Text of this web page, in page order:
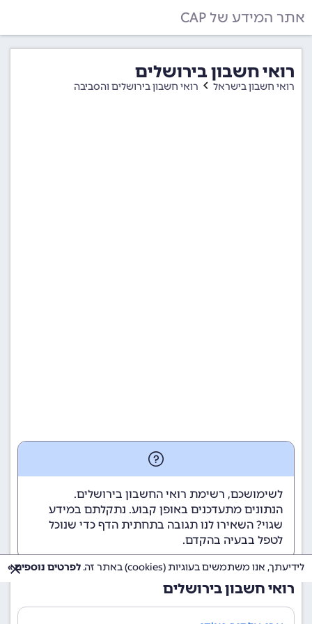
אתר המידע של CAP
רואי חשבון בירושלים
רואי חשבון בישראל רואי חשבון בירושלים והסביבה
לשימושכם, רשימת רואי החשבון בירושלים.
הנתונים מתעדכנים באופן קבוע. נתקלתם במידע
שגוי? השאירו לנו תגובה בתחתית הדף כדי שנוכל
לטפל בבעיה בהקדם.
רואי חשבון בירושלים
לידיעתך, אנו משתמשים בעוגיות (cookies) באתר זה. לפרטים נוספים »